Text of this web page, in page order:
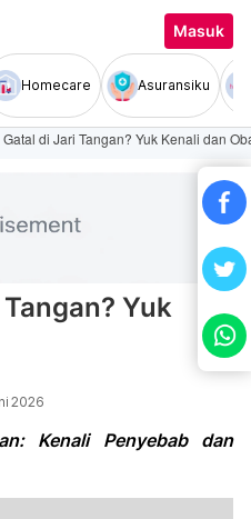
Masuk
Homecare Asuransiku
Gatal di Jari Tangan? Yuk Kenali dan
Yuk
2026
Kenali Penyebab dan